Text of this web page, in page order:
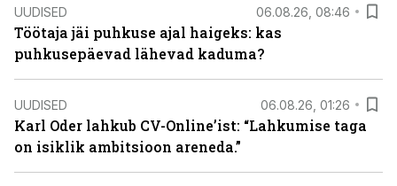
UUDISED 06.08.26, 08:46
Töötaja jäi puhkuse ajal haigeks: kas
puhkusepäevad lähevad kaduma?
UUDISED 06.08.26, 01:26
Karl Oder lahkub CV-Online’ist: “Lahkumise taga
on isiklik ambitsioon areneda.”